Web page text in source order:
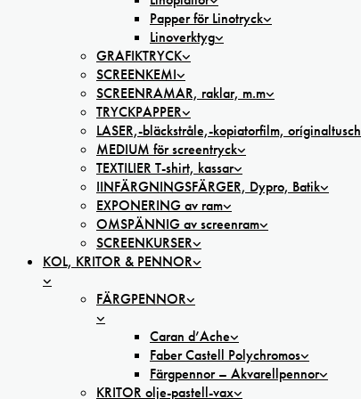
Papper för Linotryck
Linoverktyg
GRAFIKTRYCK
SCREENKEMI
SCREENRAMAR, raklar, m.m
TRYCKPAPPER
LASER,-bläckstråle,-kopiatorfilm, oríginaltusch
MEDIUM för screentryck
TEXTILIER T-shirt, kassar
IINFÄRGNINGSFÄRGER, Dypro, Batik
EXPONERING av ram
OMSPÄNNIG av screenram
SCREENKURSER
KOL, KRITOR & PENNOR
FÄRGPENNOR
Caran d’Ache
Faber Castell Polychromos
Färgpennor – Akvarellpennor
KRITOR olje-pastell-vax